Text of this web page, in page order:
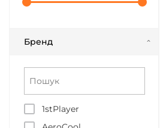
Бренд
1stPlayer